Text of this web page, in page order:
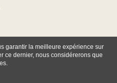
garantir la meilleure expérience sur
ce dernier, nous considérerons que